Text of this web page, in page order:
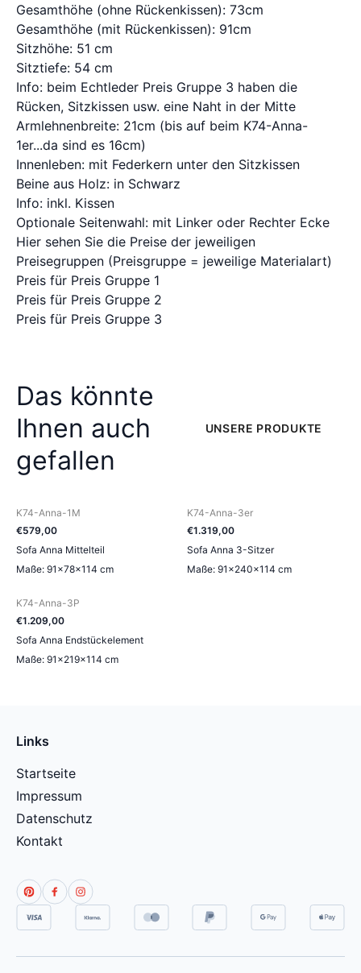
Gesamthöhe (ohne Rückenkissen): 73cm
Gesamthöhe (mit Rückenkissen): 91cm
Sitzhöhe: 51 cm
Sitztiefe: 54 cm
Info: beim Echtleder Preis Gruppe 3 haben die
Rücken, Sitzkissen usw. eine Naht in der Mitte
Armlehnenbreite: 21cm (bis auf beim K74-Anna-
1er...da sind es 16cm)
Innenleben: mit Federkern unter den Sitzkissen
Beine aus Holz: in Schwarz
Info: inkl. Kissen
Optionale Seitenwahl: mit Linker oder Rechter Ecke
Hier sehen Sie die Preise der jeweiligen
Preisegruppen (Preisgruppe = jeweilige Materialart)
Preis für Preis Gruppe 1
Preis für Preis Gruppe 2
Preis für Preis Gruppe 3
Das könnte
Ihnen auch
gefallen
UNSERE PRODUKTE
K74-Anna-1M
€579,00
Sofa Anna Mittelteil
Maße: 91×78×114 cm
K74-Anna-3er
€1.319,00
Sofa Anna 3-Sitzer
Maße: 91×240×114 cm
K74-Anna-3P
€1.209,00
Sofa Anna Endstückelement
Maße: 91×219×114 cm
Links
Startseite
Impressum
Datenschutz
Kontakt